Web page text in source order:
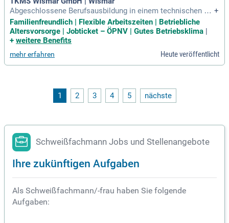
Abgeschlossene Berufsausbildung in einem technischen Be
ruf mit Schwerpunkt Schweißtechnik; Erfahrung im Schweiß
en von schiffbaulichen oder stahlbaulichen Konstruktionen
sowie Erfahrung als Schweißaufsichtsperson; Zusatzausbil
+
Familienfreundlich | Flexible Arbeitszeiten | Betriebliche
Altersvorsorge | Jobticket – ÖPNV | Gutes Betriebsklima
+ weitere Benefits
mehr erfahren Heute veröffentlicht
1 2 3 4 5 nächste
Schweißfachmann Jobs und Stellenangebote
Ihre zukünftigen Aufgaben
Als Schweißfachmann/-frau haben Sie folgende
Aufgaben: